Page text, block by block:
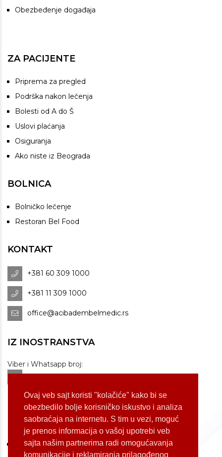
Ovaj veb sajt koristi "kolačiće" kako bi se
obezbedilo bolje korisničko iskustvo i analiza
saobraćaja na internetu. S tim u vezi, moguć
je prenos informacija o vašoj upotrebi veb
sajta našim partnerima radi omogućavanja
komunikacije i reklamiranja prilagođenog
Obezbeđenje događaja
ZA PACIJENTE
Priprema za pregled
Podrška nakon lečenja
Bolesti od A do Š
Uslovi plaćanja
Osiguranja
Ako niste iz Beograda
BOLNICA
Bolničko lečenje
Restoran Bel Food
KONTAKT
+381 60 309 1000
+381 11 309 1000
office@acibadembelmedic.rs
IZ INOSTRANSTVA
Viber i Whatsapp broj:
+381 60 309 1070
Dostupnost: od 07 do 22h
LOKACIJE
Koste Jovanovića 87 (Voždovac)